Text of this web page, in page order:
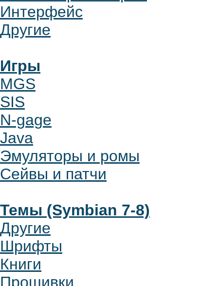
Интерфейс
Другие
Игры
MGS
SIS
N-gage
Java
Эмуляторы и ромы
Сейвы и патчи
Темы (Symbian 7-8)
Другие
Шрифты
Книги
Прошивки